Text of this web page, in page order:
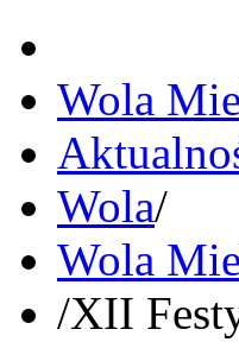
Wola
Wola/
Wola
/XII